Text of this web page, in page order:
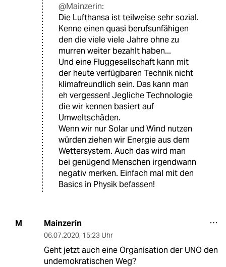
@Mainzerin:
Die Lufthansa ist teilweise sehr sozial.
Kenne einen quasi berufsunfähigen
den die viele viele Jahre ohne zu
murren weiter bezahlt haben...
Und eine Fluggesellschaft kann mit
der heute verfügbaren Technik nicht
klimafreundlich sein. Das kann man
eh vergessen! Jegliche Technologie
die wir kennen basiert auf
Umweltschäden.
Wenn wir nur Solar und Wind nutzen
würden ziehen wir Energie aus dem
Wettersystem. Auch das wird man
bei genügend Menschen irgendwann
negativ merken. Einfach mal mit den
Basics in Physik befassen!
M Mainzerin
06.07.2020, 15:23 Uhr
Geht jetzt auch eine Organisation der UNO den
undemokratischen Weg?